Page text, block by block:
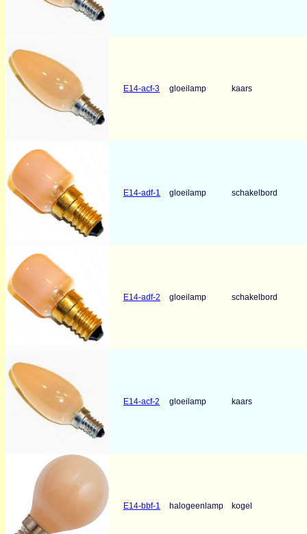
E14-acf-3 gloeilamp kaars
E14-adf-1 gloeilamp schakelbord
E14-adf-2 gloeilamp schakelbord
E14-acf-2 gloeilamp kaars
E14-bbf-1 halogeenlamp kogel